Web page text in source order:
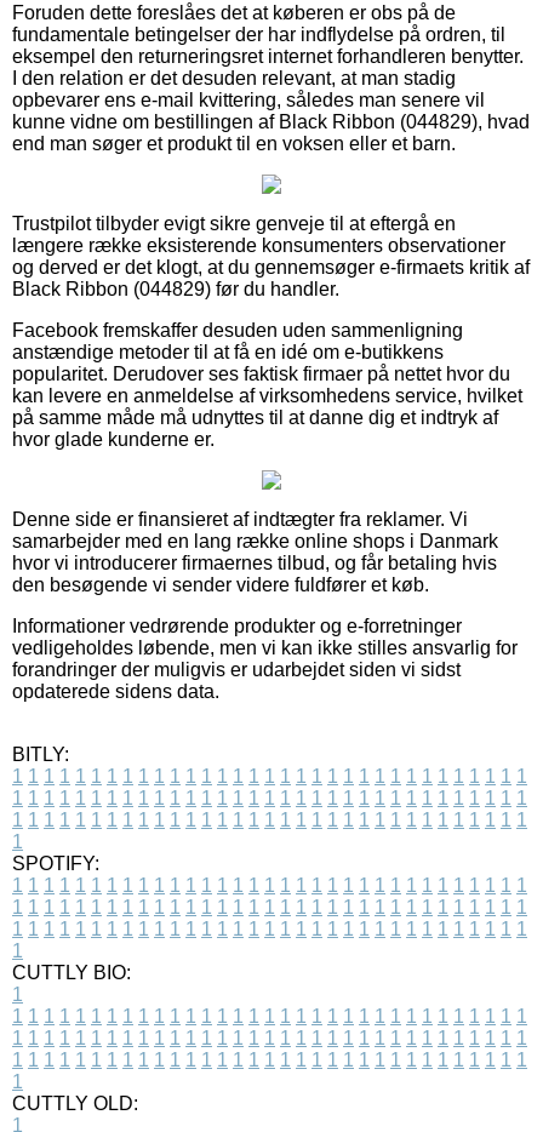
Foruden dette foreslåes det at køberen er obs på de
fundamentale betingelser der har indflydelse på ordren, til
eksempel den returneringsret internet forhandleren benytter.
I den relation er det desuden relevant, at man stadig
opbevarer ens e-mail kvittering, således man senere vil
kunne vidne om bestillingen af Black Ribbon (044829), hvad
end man søger et produkt til en voksen eller et barn.
Trustpilot tilbyder evigt sikre genveje til at eftergå en
længere række eksisterende konsumenters observationer
og derved er det klogt, at du gennemsøger e-firmaets kritik af
Black Ribbon (044829) før du handler.
Facebook fremskaffer desuden uden sammenligning
anstændige metoder til at få en idé om e-butikkens
popularitet. Derudover ses faktisk firmaer på nettet hvor du
kan levere en anmeldelse af virksomhedens service, hvilket
på samme måde må udnyttes til at danne dig et indtryk af
hvor glade kunderne er.
Denne side er finansieret af indtægter fra reklamer. Vi
samarbejder med en lang række online shops i Danmark
hvor vi introducerer firmaernes tilbud, og får betaling hvis
den besøgende vi sender videre fuldfører et køb.
Informationer vedrørende produkter og e-forretninger
vedligeholdes løbende, men vi kan ikke stilles ansvarlig for
forandringer der muligvis er udarbejdet siden vi sidst
opdaterede sidens data.
BITLY:
1 1 1 1 1 1 1 1 1 1 1 1 1 1 1 1 1 1 1 1 1 1 1 1 1 1 1 1 1 1 1 1 1
1 1 1 1 1 1 1 1 1 1 1 1 1 1 1 1 1 1 1 1 1 1 1 1 1 1 1 1 1 1 1 1 1
1 1 1 1 1 1 1 1 1 1 1 1 1 1 1 1 1 1 1 1 1 1 1 1 1 1 1 1 1 1 1 1 1
1
SPOTIFY:
1 1 1 1 1 1 1 1 1 1 1 1 1 1 1 1 1 1 1 1 1 1 1 1 1 1 1 1 1 1 1 1 1
1 1 1 1 1 1 1 1 1 1 1 1 1 1 1 1 1 1 1 1 1 1 1 1 1 1 1 1 1 1 1 1 1
1 1 1 1 1 1 1 1 1 1 1 1 1 1 1 1 1 1 1 1 1 1 1 1 1 1 1 1 1 1 1 1 1
1
CUTTLY BIO:
1
1 1 1 1 1 1 1 1 1 1 1 1 1 1 1 1 1 1 1 1 1 1 1 1 1 1 1 1 1 1 1 1 1
1 1 1 1 1 1 1 1 1 1 1 1 1 1 1 1 1 1 1 1 1 1 1 1 1 1 1 1 1 1 1 1 1
1 1 1 1 1 1 1 1 1 1 1 1 1 1 1 1 1 1 1 1 1 1 1 1 1 1 1 1 1 1 1 1 1
1
CUTTLY OLD:
1